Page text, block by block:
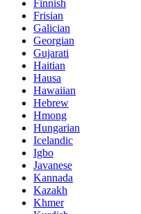
Finnish
Frisian
Galician
Georgian
Gujarati
Haitian
Hausa
Hawaiian
Hebrew
Hmong
Hungarian
Icelandic
Igbo
Javanese
Kannada
Kazakh
Khmer